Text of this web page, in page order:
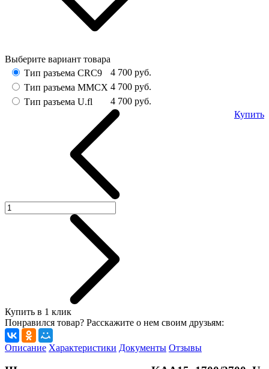
Выберите вариант товара
Тип разъема CRC9
4 700 руб.
Тип разъема MMCX 4 700 руб.
Тип разъема U.fl
4 700 руб.
Купить
Купить в 1 клик
Понравился товар? Расскажите о нем своим друзьям:
Описание Характеристики Документы Отзывы